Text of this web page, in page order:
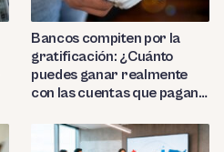
Bancos compiten por la
gratificación: ¿Cuánto
puedes ganar realmente
con las cuentas que pagan